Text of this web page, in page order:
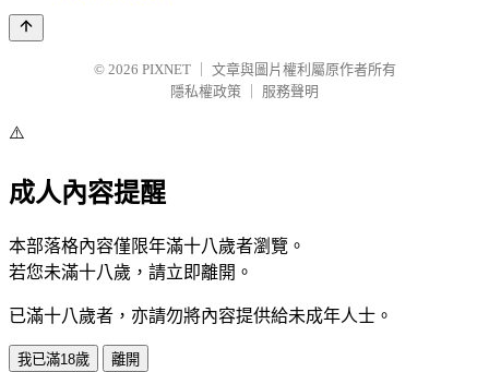
© 2026 PIXNET
文章與圖片權利屬原作者所有
隱私權政策
服務聲明
⚠️
成人內容提醒
本部落格內容僅限年滿十八歲者瀏覽。
若您未滿十八歲，請立即離開。
已滿十八歲者，亦請勿將內容提供給未成年人士。
我已滿18歲 離開